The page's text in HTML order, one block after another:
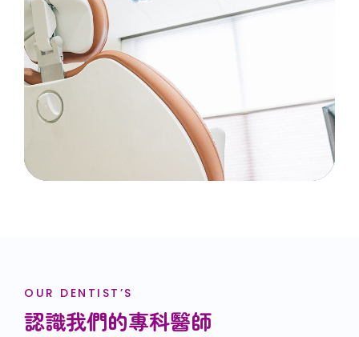
OUR DENTIST’S
認識我們的專科醫師